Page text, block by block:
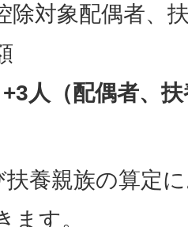
除対象配偶者、
人（配偶者、
養親族の算定
ます。